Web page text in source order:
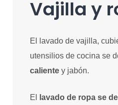
Vajilla y
El lavado de vajilla,
utensilios de cocina se
caliente y jabón.
El
lavado de ropa se